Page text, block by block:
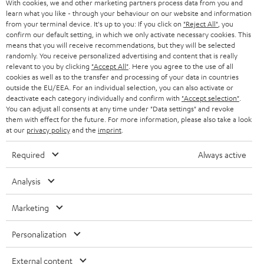
g
SMART HOME
BLUETOOTH-LAUTSPRECHER
KOPFHÖRER
BLUETOOTH-KOPFHÖRER
STEREOANLAGEN
LAUTSPRECHER
ULTIMA-SERIE
IN-EAR-KOPFHÖRER
FANSHOP
NEUHEITEN
PRESSE & MARKETING
GESCHÄFTSKUNDEN
PARTNERPROGRAMM
BLOG
NEWSLETTER
STORES
DEINE VORTEILE BEI TEUFEL
TEUFEL STORY
UNSER MANAGEMENT
NACHHALTIGKEIT
UNSERE WERTE
ÖSTERREICH
SCHWEIZ
NIEDERLANDE
BELGIEN
POLEN
SPANIEN
Fotos abgebildete Zubehör ist nicht im Lieferumfang enthalten. Etwaige
©2026 Lautsprecher Teufel GmbH - All rights reserved.
With cookies, we and other marketing partners process data from you and
learn what you like - through your behaviour on our website and information
from your terminal device. It's up to you: If you click on "Reject All" , you
confirm our default setting, in which we only activate necessary cookies. This
means that you will receive recommendations, but they will be selected
randomly. You receive personalized advertising and content that is really
relevant to you by clicking "Accept All" . Here you agree to the use of all
cookies as well as to the transfer and processing of your data in countries
outside the EU/EEA. For an individual selection, you can also activate or
deactivate each category individually and confirm with "Accept selection"
You can adjust all consents at any time under "Data settings" and revoke
them with effect for the future. For more information, please also take a look
at our privacy policyand the imprint
Required Always active
Analysis
Marketing
Personalization
External content